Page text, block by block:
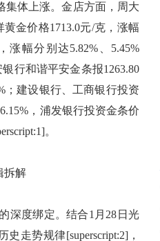
体上涨。金店方面，周大
金价格1713.0元/克，涨幅
涨幅分别达5.82%、5.45%
行和谐平安金条报1263.80
；建设银行、工商银行投资
，浦发银行投资金条价
。
拆解
度绑定。结合1月28日光
走势规律[superscript:2]，